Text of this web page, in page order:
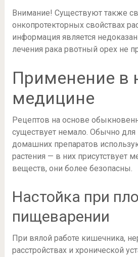
Внимание! Существуют также
онкопротекторных свойствах
информация является
лечения рака рвотный орех не
Применение в
медицине
Рецептов на основе
существует немало. Обычно для
домашних препаратов
растения — в них присутствует
веществ, они более безопасны.
Настойка при
пищеварении
При вялой работе кишечника,
расстройствах и хронической